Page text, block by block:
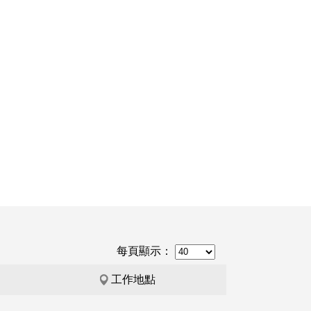
每頁顯示：
工作地點